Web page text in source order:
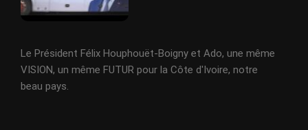
Le Président Félix Houphouët-Boigny et Ado, une même
VISION, un même FUTUR pour la Côte d'Ivoire, notre
beau pays.